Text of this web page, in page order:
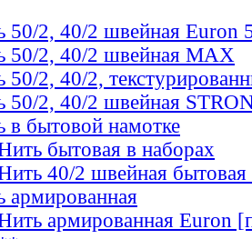
50/2, 40/2 швейная Euron
50/2, 40/2 швейная МАХ
50/2, 40/2,
50/2, 40/2 швейная
в бытовой намотке
бытовая в наборах
40/2 швейная бытовая
армированная
армированная Euron